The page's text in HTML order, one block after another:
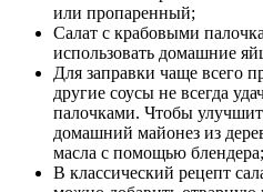
или пропаренный;
Салат с крабовыми
использовать домашние
Для заправки чаще всего
другие соусы не всегда
палочками. Чтобы
домашний майонез из
масла с помощью блендера;
В классический рецепт